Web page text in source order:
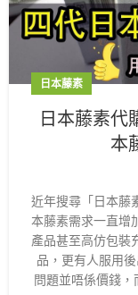
日本藤素
日本藤素代
本
近年搜尋「日本藤
本藤素需求一直增
產品甚至高仿包裝
品，更有人服用
問題並唔係價錢，